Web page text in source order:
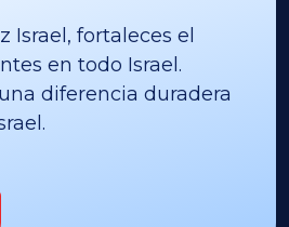
Israel, fortaleces el
en todo Israel.
diferencia duradera